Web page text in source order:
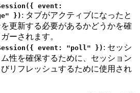
event:
}) : タブがアクティブになったと
更新する必要があるかどうかを確
ーされます。
event: "poll" }) : セッシ
性を確保するために、セッション
リフレッシュするために使用され